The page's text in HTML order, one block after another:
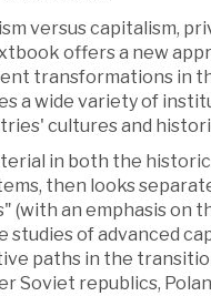
versus capitalism,
offers a new
transformations in
a wide variety of
cultures and
in both the
then looks
(with an emphasis on
studies of advanced
paths in the
Soviet republics,